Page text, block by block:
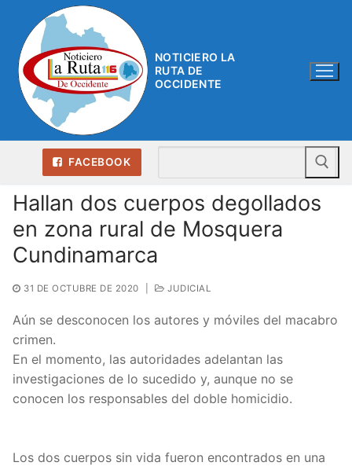
contenido
NOTICIERO LA
RUTA DE
OCCIDENTE
FACEBOOK
Hallan dos cuerpos degollados
en zona rural de Mosquera
Cundinamarca
31 DE OCTUBRE DE 2020 JUDICIAL
Aún se desconocen los autores y móviles del macabro
crimen.
En el momento, las autoridades adelantan las
investigaciones de lo sucedido y, aunque no se
conocen los responsables del doble homicidio.
Los dos cuerpos sin vida fueron encontrados en una